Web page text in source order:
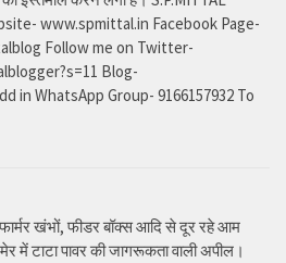
www.spmittal.in Facebook Page-
Follow me on Twitter-
Blog-
in WhatsApp Group- 9166157932 To
खंभों, फीडर बॉक्स आदि से दूर रहे आम
में टाटा पावर की जागरूकता वाली अपील।